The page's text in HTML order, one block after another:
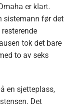
er klart.
sistemann før det
tok det bare
to av seks
en sjetteplass,
Det